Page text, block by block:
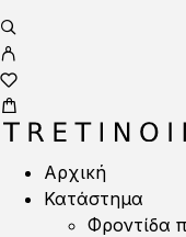
Αρχική
Κατάστημα
Φροντίδα